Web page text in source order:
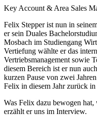
Key Account & Area Sales
Felix Stepper ist nun in
er sein Duales
Mosbach im Studiengang
Vertiefung wählte er das
Vertriebsmanagement sowie
diesem Bereich ist er nun
kurzen Pause von zwei
Felix in diesem Jahr zurück
Was Felix dazu bewogen
erzählt er uns im Interview.